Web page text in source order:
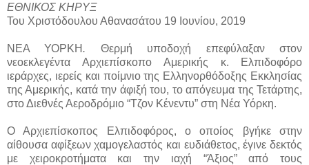
ΕΘΝΙΚΟΣ ΚΗΡΥΞ
Του Χριστόδουλου Αθανασάτου 19 Ιουνίου, 2019
ΝΕΑ ΥΟΡΚΗ . Θερμή υποδοχή επεφύλαξαν στον
νεοεκλεγέντα Αρχιεπίσκοπο Αμερικής κ. Ελπιδοφόρο
ιεράρχες, ιερείς και ποίμνιο της Ελληνορθόδοξης Εκκλησίας
της Αμερικής, κατά την άφιξή του, το απόγευμα της Τετάρτης,
στο Διεθνές Αεροδρόμιο “Τζον Κένεντυ” στη Νέα Υόρκη.
Ο Αρχιεπίσκοπος Ελπιδοφόρος, ο οποίος βγήκε στην
αίθουσα αφίξεων χαμογελαστός και ευδιάθετος, έγινε δεκτός
με χειροκροτήματα και την ιαχή “Άξιος” από τους